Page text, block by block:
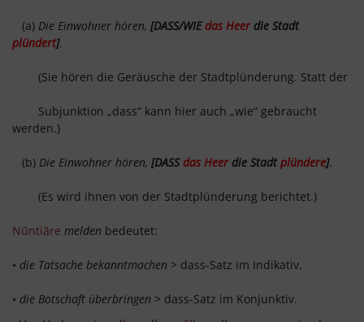
(a) Die Einwohner hören, [DASS/WIE das Heerdie Stadt
plündert].
(Sie hören die Geräusche der Stadtplünderung. Statt der
Subjunktion „dass“ kann hier auch „wie“ gebraucht
werden.)
(b) Die Einwohner hören, [DASS das Heerdie Stadtplündere].
(Es wird ihnen von der Stadtplünderung berichtet.)
Nūntiāre melden bedeutet:
• die Tatsache bekanntmachen > dass-Satz im Indikativ,
• die Botschaft überbringen > dass-Satz im Konjunktiv.